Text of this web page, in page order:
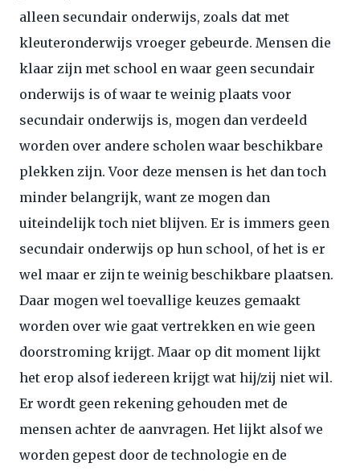
alleen secundair onderwijs, zoals dat met
kleuteronderwijs vroeger gebeurde. Mensen die
klaar zijn met school en waar geen secundair
onderwijs is of waar te weinig plaats voor
secundair onderwijs is, mogen dan verdeeld
worden over andere scholen waar beschikbare
plekken zijn. Voor deze mensen is het dan toch
minder belangrijk, want ze mogen dan
uiteindelijk toch niet blijven. Er is immers geen
secundair onderwijs op hun school, of het is er
wel maar er zijn te weinig beschikbare plaatsen.
Daar mogen wel toevallige keuzes gemaakt
worden over wie gaat vertrekken en wie geen
doorstroming krijgt. Maar op dit moment lijkt
het erop alsof iedereen krijgt wat hij/zij niet wil.
Er wordt geen rekening gehouden met de
mensen achter de aanvragen. Het lijkt alsof we
worden gepest door de technologie en de